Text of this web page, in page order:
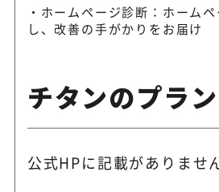
ホームページ診断：ホーム
し、改善の手がかりをお届け
チタンのプラ
公式HPに記載がありませ